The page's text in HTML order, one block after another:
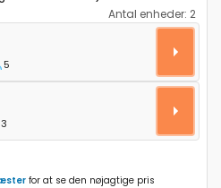
Antal enheder: 2
Ugljan A-837-a
5
3
for at se den nøjagtige pris